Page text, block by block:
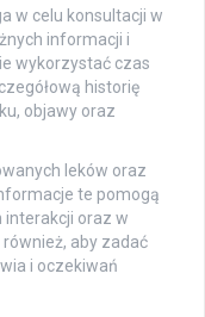
w celu konsultacji w
informacji i
wykorzystać czas
historię
objawy oraz
leków oraz
te pomogą
oraz w
aby zadać
i oczekiwań